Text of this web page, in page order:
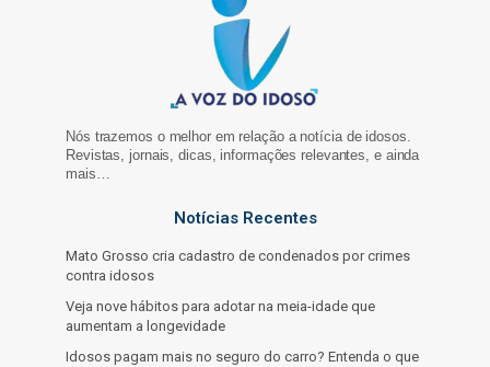
Nós trazemos o melhor em relação a notícia de idosos.
Revistas, jornais, dicas, informações relevantes, e ainda
mais…
Notícias Recentes
Mato Grosso cria cadastro de condenados por crimes
contra idosos
Veja nove hábitos para adotar na meia-idade que
aumentam a longevidade
Idosos pagam mais no seguro do carro? Entenda o que